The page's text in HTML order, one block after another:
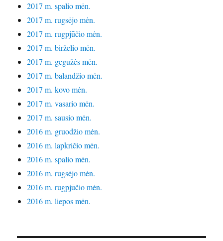
2017 m. spalio mėn.
2017 m. rugsėjo mėn.
2017 m. rugpjūčio mėn.
2017 m. birželio mėn.
2017 m. gegužės mėn.
2017 m. balandžio mėn.
2017 m. kovo mėn.
2017 m. vasario mėn.
2017 m. sausio mėn.
2016 m. gruodžio mėn.
2016 m. lapkričio mėn.
2016 m. spalio mėn.
2016 m. rugsėjo mėn.
2016 m. rugpjūčio mėn.
2016 m. liepos mėn.